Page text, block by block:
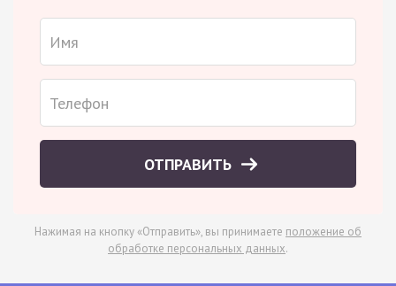
ОТПРАВИТЬ
Нажимая на кнопку «Отправить», вы принимаете положение об
обработке персональных данных.